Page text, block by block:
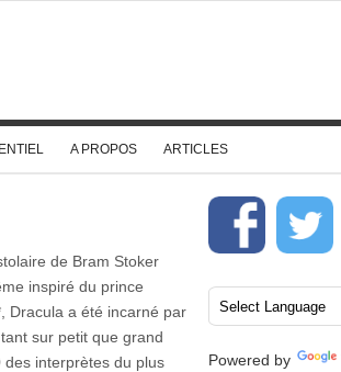
A PROPOS ARTICLES
de Bram Stoker
inspiré du prince
Dracula a été incarné par
sur petit que grand
interprètes du plus
Powered by